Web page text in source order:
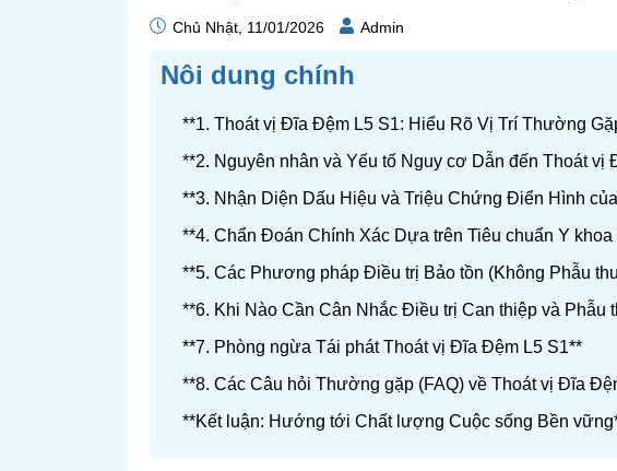
Chủ Nhật, 11/01/2026 Admin
Nôi dung chính
**1. Thoát vị Đĩa Đệm L5 S1: Hiểu Rõ Vị Trí Thường
**2. Nguyên nhân và Yếu tố Nguy cơ Dẫn đến Thoát vị
**3. Nhận Diện Dấu Hiệu và Triệu Chứng Điển Hình
**4. Chẩn Đoán Chính Xác Dựa trên Tiêu chuẩn Y khoa
**5. Các Phương pháp Điều trị Bảo tồn (Không Phẫu
**6. Khi Nào Cần Cân Nhắc Điều trị Can thiệp và Phẫu
**7. Phòng ngừa Tái phát Thoát vị Đĩa Đệm L5 S1**
**8. Các Câu hỏi Thường gặp (FAQ) về Thoát vị Đĩa
**Kết luận: Hướng tới Chất lượng Cuộc sống Bền